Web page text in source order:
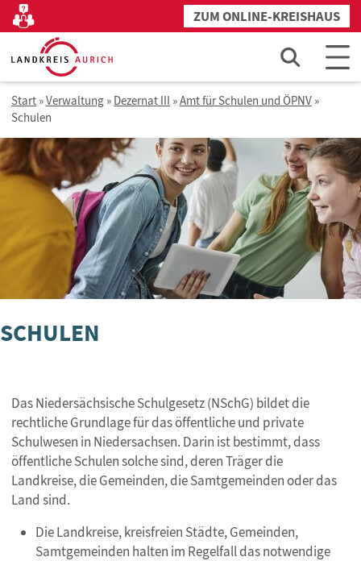
Zum
Inhalt
springen
Kontakt ZUM ONLINE-KREISHAUS
Start »Verwaltung » Dezernat III »Amt für Schulen und ÖPNV »
Schulen
SCHULEN
Das Niedersächsische Schulgesetz (NSchG) bildet die
rechtliche Grundlage für das öffentliche und private
Schulwesen in Niedersachsen. Darin ist bestimmt, dass
öffentliche Schulen solche sind, deren Träger die
Landkreise, die Gemeinden, die Samtgemeinden oder das
Land sind.
Die Landkreise, kreisfreien Städte, Gemeinden,
Samtgemeinden halten im Regelfall das notwendige